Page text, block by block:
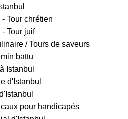
Tour chrétien
- Tour juif
/ Tours de saveurs
battu
Istanbul
d'Istanbul
pour handicapés